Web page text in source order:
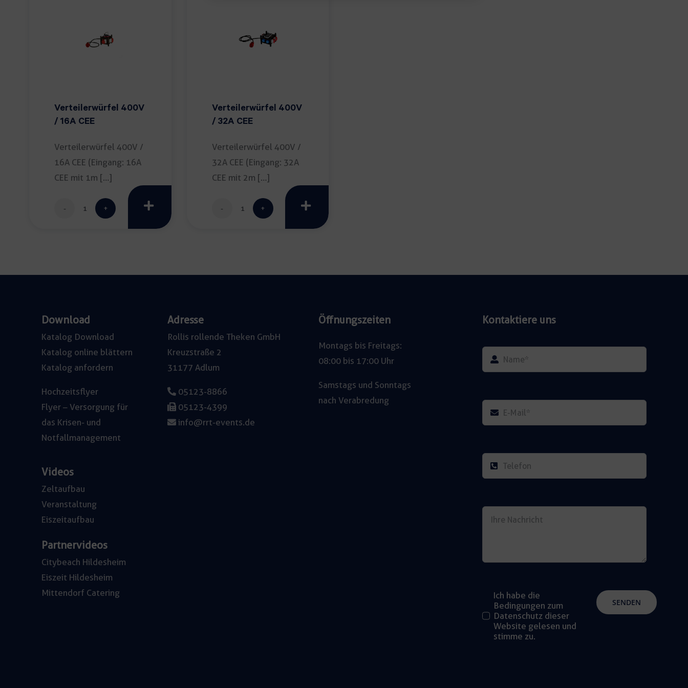
Verteilerwürfel 400V
/ 16A CEE
Verteilerwürfel 400V /
16A CEE (Eingang: 16A
CEE mit 1m […]
Verteilerwürfel
Verteilerwürfel 400V
/ 32A CEE
Verteilerwürfel 400V /
32A CEE (Eingang: 32A
CEE mit 2m […]
Verteilerwürfel
Download
Katalog Download
Katalog online blättern
Katalog anfordern
Hochzeitsflyer
Flyer – Versorgung für
das Krisen- und
Notfallmanagement
Videos
Zeltaufbau
Veranstaltung
Eiszeitaufbau
Partnervideos
Citybeach Hildesheim
Eiszeit Hildesheim
Mittendorf Catering
Adresse
Rollis rollende Theken GmbH
Kreuzstraße 2
31177 Adlum
05123-8866
05123-4399
info@rrt-events.de
Öffnungszeiten
Montags bis Freitags:
08:00 bis 17:00 Uhr
Samstags und Sonntags
nach Verabredung
Kontaktiere uns
Ich habe die
Bedingungen zum
Datenschutz dieser
Website gelesen und
stimme zu.
SENDEN